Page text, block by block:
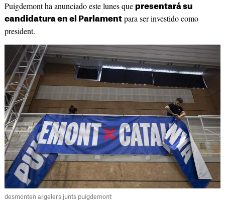
Puigdemont ha anunciado este lunes que presentará su
candidatura en el Parlamentpara ser investido como
president.
desmonten argelers junts puigdemont